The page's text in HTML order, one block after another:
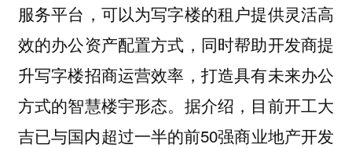
服务平台，可以为写字楼的租户提供灵活高
效的办公资产配置方式，同时帮助开发商提
升写字楼招商运营效率，打造具有未来办公
方式的智慧楼宇形态。据介绍，目前开工大
吉已与国内超过一半的前50强商业地产开发